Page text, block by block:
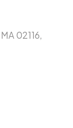
02116,